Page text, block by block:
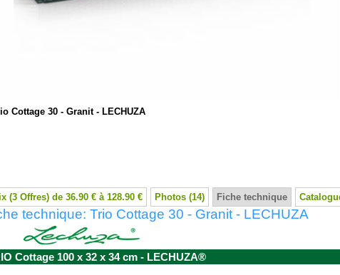
Cottage 30 - Granit - LECHUZA
(3 Offres) de 36.90 € à 128.90 € Photos (14) Fiche technique
technique: Trio Cottage 30 - Granit - LECHUZA
Cottage 100 x 32 x 34 cm - LECHUZA®